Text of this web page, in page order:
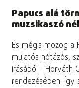
Papucs alá
muzsikaszó
És mégis mozog a
mulatós-nótázós,
írásából – Horváth
rendezésében.